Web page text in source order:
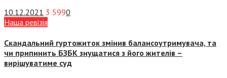
10.12.2021 3 5990
Наша ревізія
Скандальний гуртожиток змінив балансоутримувача, та
чи припинить БЗБК знущатися з його жителів –
вирішуватиме суд